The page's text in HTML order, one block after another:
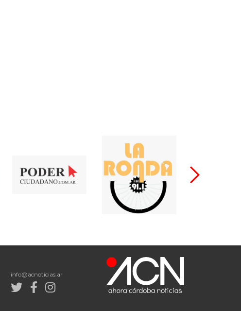
info@acnoticias.ar